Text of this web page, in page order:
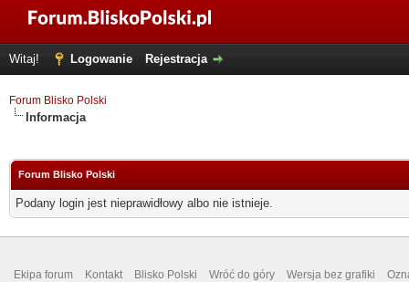
Witaj! Logowanie Rejestracja
Forum Blisko Polski
Informacja
Forum Blisko Polski
Podany login jest nieprawidłowy albo nie istnieje.
Ekipa forum Kontakt Blisko Polski Wróć do góry Wersja bez grafiki